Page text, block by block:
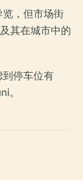
，但市场街
其在城市中的
到停车位有
。